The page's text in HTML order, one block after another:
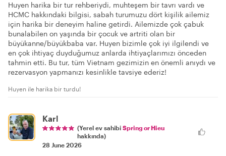
Huyen harika bir tur rehberiydi, muhteşem bir tavrı vardı ve
HCMC hakkındaki bilgisi, sabah turumuzu dört kişilik ailemiz
için harika bir deneyim haline getirdi. Ailemizde çok çabuk
bunalabilen on yaşında bir çocuk ve artriti olan bir
büyükanne/büyükbaba var. Huyen bizimle çok iyi ilgilendi ve
en çok ihtiyaç duyduğumuz anlarda ihtiyaçlarımızı önceden
tahmin etti. Bu tur, tüm Vietnam gezimizin en önemli anıydı ve
rezervasyon yapmanızı kesinlikle tavsiye ederiz!
Huyen ile harika bir turdu!
Karl
(Yerel ev sahibi Spring or Hieu
hakkında)
28 June 2026